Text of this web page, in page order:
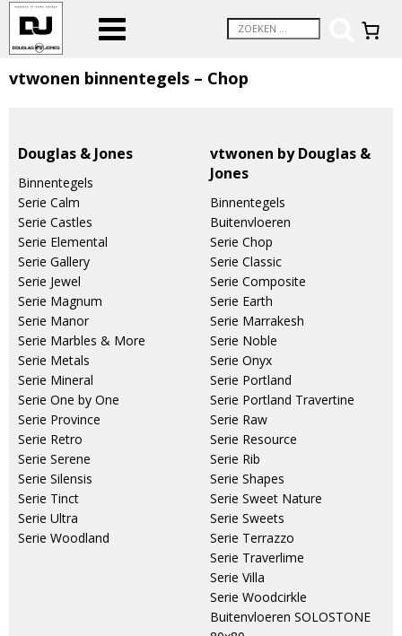
vtwonen binnentegels – Chop
Douglas & Jones
Binnentegels
Serie Calm
Serie Castles
Serie Elemental
Serie Gallery
Serie Jewel
Serie Magnum
Serie Manor
Serie Marbles & More
Serie Metals
Serie Mineral
Serie One by One
Serie Province
Serie Retro
Serie Serene
Serie Silensis
Serie Tinct
Serie Ultra
Serie Woodland
vtwonen by Douglas &
Jones
Binnentegels
Buitenvloeren
Serie Chop
Serie Classic
Serie Composite
Serie Earth
Serie Marrakesh
Serie Noble
Serie Onyx
Serie Portland
Serie Portland Travertine
Serie Raw
Serie Resource
Serie Rib
Serie Shapes
Serie Sweet Nature
Serie Sweets
Serie Terrazzo
Serie Traverlime
Serie Villa
Serie Woodcirkle
Buitenvloeren SOLOSTONE